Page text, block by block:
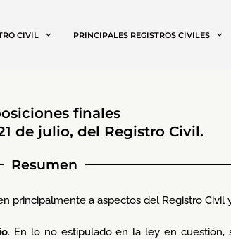
CIVIL PRINCIPALES REGISTROS CIVILES
finales
de julio, del Registro Civil.
Resumen
principalmente a aspectos del Registro Civil
. En lo no estipulado en la ley en cuestión,